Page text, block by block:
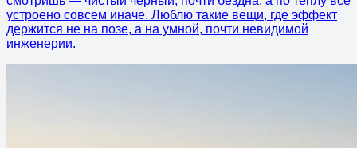
устроено совсем иначе. Люблю такие вещи, где эффект
держится не на позе, а на умной, почти невидимой
инженерии.